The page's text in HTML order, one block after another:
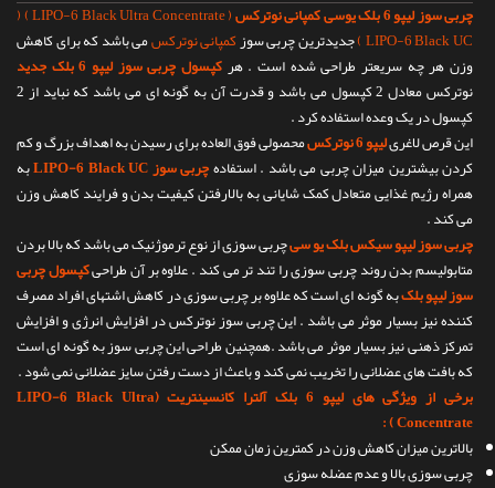
چربی سوز لیپو 6 بلک یوسی کمپانی نوترکس
( LIPO-6 Black Ultra Concentrate ) (
LIPO-6 Black UC ) جدیدترین چربی سوزکمپانی نوترکسمی باشد که برای کاهش
وزن هر چه سریعتر طراحی شده است . هرکپسول چربی سوز لیپو 6 بلک جدید
نوترکس معادل 2 کپسول می باشد و قدرت آن به گونه ای می باشد که نباید از 2
کپسول در یک وعده استفاده کرد .
این قرص لاغریلیپو 6 نوترکس
محصولی فوق العاده برای رسیدن به اهداف بزرگ و کم
کردن بیشترین میزان چربی می باشد . استفادهچربی سوز LIPO-6 Black UC
به
همراه رژیم غذایی متعادل کمک شایانی به بالارفتن کیفیت بدن و فرایند کاهش وزن
می کند .
چربی سوز لیپو سیکس بلک یو سیچربی سوزی از نوع ترموژنیک می باشد که بالا بردن
متابولیسم بدن روند چربی سوزی را تند تر می کند . علاوه بر آن طراحیکپسول چربی
سوز لیپو بلکبه گونه ای است که علاوه بر چربی سوزی در کاهش اشتهای افراد مصرف
کننده نیز بسیار موثر می باشد . این چربی سوز نوترکس در افزایش انرژی و افزایش
تمرکز ذهنی نیز بسیار موثر می باشد .همچنین طراحی این چربی سوز به گونه ای است
که بافت های عضلانی را تخریب نمی کند و باعث از دست رفتن سایز عضلانی نمی شود .
برخی از ویژگی های لیپو 6 بلک آلترا کانسینتریت (LIPO-6 Black Ultra
Concentrate ) :
بالاترین میزان کاهش وزن در کمترین زمان ممکن
چربی سوزی بالا و عدم عضله سوزی